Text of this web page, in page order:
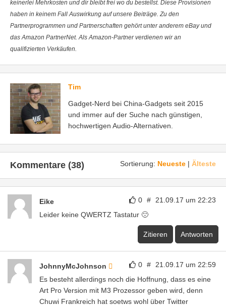
keinerlei Mehrkosten und dir bleibt frei wo du bestellst. Diese Provisionen
haben in keinem Fall Auswirkung auf unsere Beiträge. Zu den
Partnerprogrammen und Partnerschaften gehört unter anderem eBay und
das Amazon PartnerNet. Als Amazon-Partner verdienen wir an
qualifizierten Verkäufen.
Tim
Gadget-Nerd bei China-Gadgets seit 2015
und immer auf der Suche nach günstigen,
hochwertigen Audio-Alternativen.
Sortierung: Neueste | Älteste
Kommentare (38)
0 # 21.09.17 um 22:23
Eike
Leider keine QWERTZ Tastatur 🙁
Zitieren Antworten
0 # 21.09.17 um 22:59
JohnnyMcJohnson
Es besteht allerdings noch die Hoffnung, dass es eine
Art Pro Version mit M3 Prozessor geben wird, denn
Chuwi Frankreich hat soetws wohl über Twitter